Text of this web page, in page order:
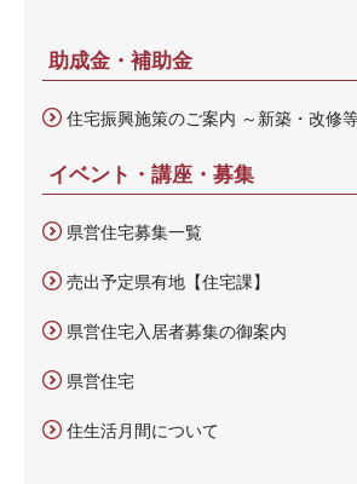
助成金・補助金
住宅振興施策のご案内 ～新築・改修
イベント・講座・募集
県営住宅募集一覧
売出予定県有地【住宅課】
県営住宅入居者募集の御案内
県営住宅
住生活月間について